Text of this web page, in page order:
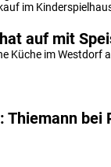
im
auf mit
Küche im Westdorf
Thiemann bei